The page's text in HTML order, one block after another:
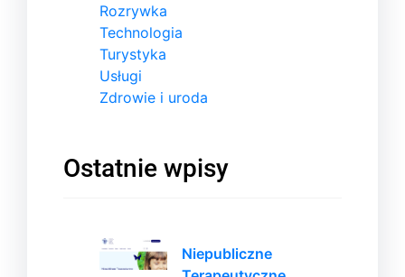
Rozrywka
Technologia
Turystyka
Usługi
Zdrowie i uroda
Ostatnie wpisy
Niepubliczne